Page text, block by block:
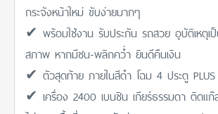
กระจังหน้าใหม่ ขับง่ายมากๆ
✔ พร้อมใช้งาน รับประกัน รถสวย อุบัติเหตุเ
สภาพ หากมีชน-พลิกคว่ำ ยินดีคืนเงิน
✔ ตัวสุดท้าย ภายในสีดำ โฉม 4 ประตู
✔ เครื่อง 2400 เบนซิน เกียร์ธรรมดา ติดแก๊